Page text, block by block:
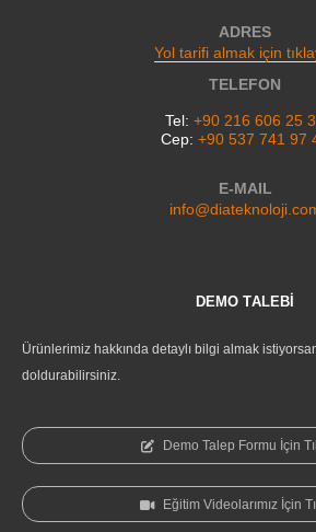
ADRES
Yol tarifi almak için
TELEFON
Tel: +90 216 606 25
Cep: +90 537 741 97
E-MAIL
DEMO TALEBİ
Ürünlerimiz hakkında detaylı bilgi almak
doldurabilirsiniz.
Demo Talep Formu İçin
Eğitim Videolarımız İçin